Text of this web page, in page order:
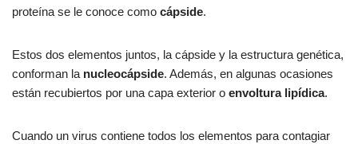
proteína se le conoce como cápside.
Estos dos elementos juntos, la cápside y la estructura genética,
conforman la nucleocápside. Además, en algunas ocasiones
están recubiertos por una capa exterior o envoltura lipídica.
Cuando un virus contiene todos los elementos para contagiar